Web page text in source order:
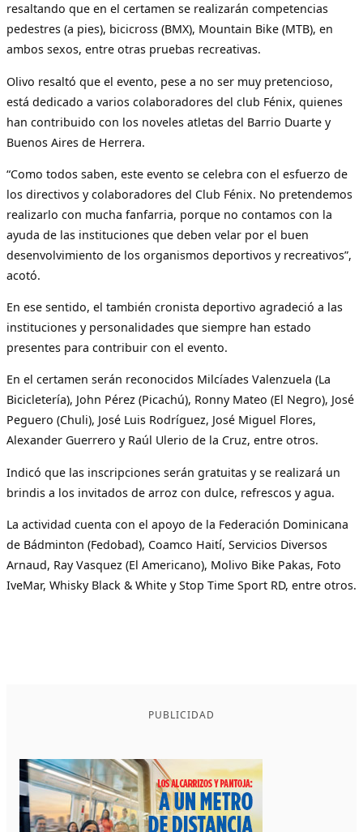
resaltando que en el certamen se realizarán competencias
pedestres (a pies), bicicross (BMX), Mountain Bike (MTB), en
ambos sexos, entre otras pruebas recreativas.
Olivo resaltó que el evento, pese a no ser muy pretencioso,
está dedicado a varios colaboradores del club Fénix, quienes
han contribuido con los noveles atletas del Barrio Duarte y
Buenos Aires de Herrera.
“Como todos saben, este evento se celebra con el esfuerzo de
los directivos y colaboradores del Club Fénix. No pretendemos
realizarlo con mucha fanfarria, porque no contamos con la
ayuda de las instituciones que deben velar por el buen
desenvolvimiento de los organismos deportivos y recreativos”,
acotó.
En ese sentido, el también cronista deportivo agradeció a las
instituciones y personalidades que siempre han estado
presentes para contribuir con el evento.
En el certamen serán reconocidos Milcíades Valenzuela (La
Bicicletería), John Pérez (Picachú), Ronny Mateo (El Negro), José
Peguero (Chuli), José Luis Rodríguez, José Miguel Flores,
Alexander Guerrero y Raúl Ulerio de la Cruz, entre otros.
Indicó que las inscripciones serán gratuitas y se realizará un
brindis a los invitados de arroz con dulce, refrescos y agua.
La actividad cuenta con el apoyo de la Federación Dominicana
de Bádminton (Fedobad), Coamco Haití, Servicios Diversos
Arnaud, Ray Vasquez (El Americano), Molivo Bike Pakas, Foto
IveMar, Whisky Black & White y Stop Time Sport RD, entre otros.
PUBLICIDAD